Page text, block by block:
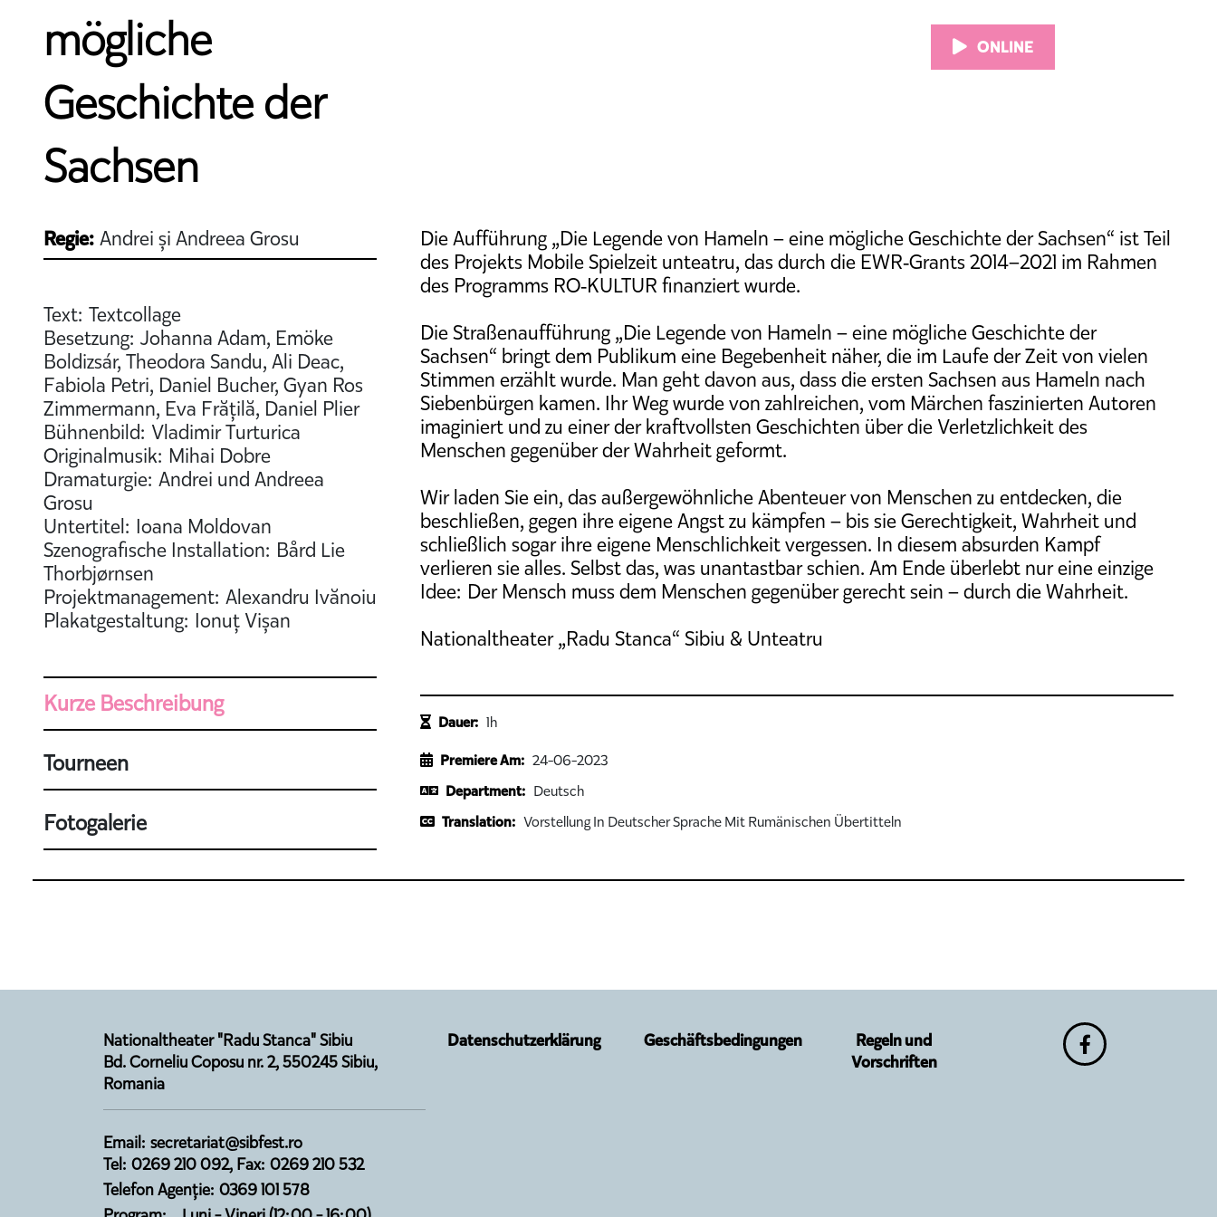
mögliche
Geschichte der
Sachsen
ONLINE
Regie: Andrei și Andreea Grosu
Text: Textcollage
Besetzung: Johanna Adam, Emöke
Boldizsár, Theodora Sandu, Ali Deac,
Fabiola Petri, Daniel Bucher, Gyan Ros
Zimmermann, Eva Frățilă, Daniel Plier
Bühnenbild: Vladimir Turturica
Originalmusik: Mihai Dobre
Dramaturgie: Andrei und Andreea
Grosu
Untertitel: Ioana Moldovan
Szenografische Installation: Bård Lie
Thorbjørnsen
Projektmanagement: Alexandru Ivănoiu
Plakatgestaltung: Ionuț Vișan
Kurze Beschreibung
Tourneen
Fotogalerie
Die Aufführung „Die Legende von Hameln – eine mögliche Geschichte der Sachsen“ ist Teil
des Projekts Mobile Spielzeit unteatru, das durch die EWR‑Grants 2014–2021 im Rahmen
des Programms RO‑KULTUR finanziert wurde.
Die Straßenaufführung „Die Legende von Hameln – eine mögliche Geschichte der
Sachsen“ bringt dem Publikum eine Begebenheit näher, die im Laufe der Zeit von vielen
Stimmen erzählt wurde. Man geht davon aus, dass die ersten Sachsen aus Hameln nach
Siebenbürgen kamen. Ihr Weg wurde von zahlreichen, vom Märchen faszinierten Autoren
imaginiert und zu einer der kraftvollsten Geschichten über die Verletzlichkeit des
Menschen gegenüber der Wahrheit geformt.
Wir laden Sie ein, das außergewöhnliche Abenteuer von Menschen zu entdecken, die
beschließen, gegen ihre eigene Angst zu kämpfen – bis sie Gerechtigkeit, Wahrheit und
schließlich sogar ihre eigene Menschlichkeit vergessen. In diesem absurden Kampf
verlieren sie alles. Selbst das, was unantastbar schien. Am Ende überlebt nur eine einzige
Idee: Der Mensch muss dem Menschen gegenüber gerecht sein – durch die Wahrheit.
Nationaltheater „Radu Stanca“ Sibiu & Unteatru
Dauer: 1h
Premiere Am: 24-06-2023
Department: Deutsch
Translation: Vorstellung In Deutscher Sprache Mit Rumänischen Übertitteln
Nationaltheater "Radu Stanca" Sibiu
Bd. Corneliu Coposu nr. 2, 550245 Sibiu,
Romania
Email: secretariat@sibfest.ro
Tel: 0269 210 092, Fax: 0269 210 532
Telefon Agenție: 0369 101 578
Datenschutzerklärung Geschäftsbedingungen
Regeln und
Vorschriften